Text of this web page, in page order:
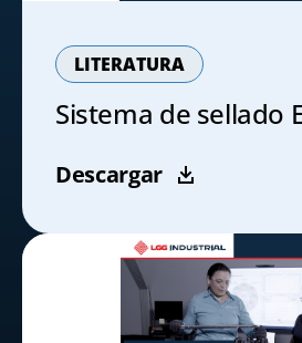
LITERATURA
Sistema de sellado
Descargar